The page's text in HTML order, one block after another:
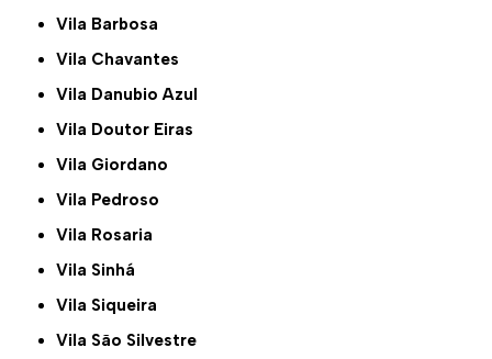
Vila Barbosa
Vila Chavantes
Vila Danubio Azul
Vila Doutor Eiras
Vila Giordano
Vila Pedroso
Vila Rosaria
Vila Sinhá
Vila Siqueira
Vila São Silvestre